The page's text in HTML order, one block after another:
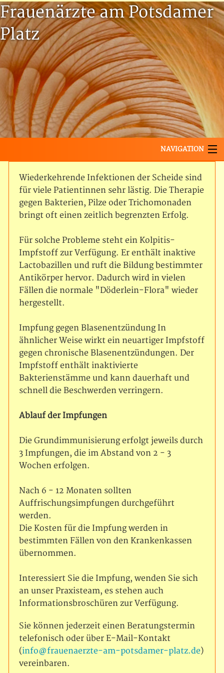
Ambulante
Intimchirurgie
Mutterschaftsvorsorge
Frauenärzte am Potsdamer
Platz
NAVIGATION
Termin buchen mit Doctolib
Unsere Leistungen
Wiederkehrende Infektionen der Scheide sind
für viele Patientinnen sehr lästig. Die Therapie
gegen Bakterien, Pilze oder Trichomonaden
bringt oft einen zeitlich begrenzten Erfolg.
Für solche Probleme steht ein Kolpitis-
Impfstoff zur Verfügung. Er enthält inaktive
Lactobazillen und ruft die Bildung bestimmter
Antikörper hervor. Dadurch wird in vielen
Fällen die normale "Döderlein-Flora" wieder
hergestellt.
Impfung gegen Blasenentzündung In
ähnlicher Weise wirkt ein neuartiger Impfstoff
gegen chronische Blasenentzündungen. Der
Impfstoff enthält inaktivierte
Bakterienstämme und kann dauerhaft und
schnell die Beschwerden verringern.
Ablauf der Impfungen
Die Grundimmunisierung erfolgt jeweils durch
3 Impfungen, die im Abstand von 2 - 3
Wochen erfolgen.
Nach 6 - 12 Monaten sollten
Auffrischungsimpfungen durchgeführt
werden.
Die Kosten für die Impfung werden in
bestimmten Fällen von den Krankenkassen
übernommen.
Interessiert Sie die Impfung, wenden Sie sich
an unser Praxisteam, es stehen auch
Informationsbroschüren zur Verfügung.
Sie können jederzeit einen Beratungstermin
telefonisch oder über E-Mail-Kontakt
(info@frauenaerzte-am-potsdamer-platz.de)
vereinbaren.